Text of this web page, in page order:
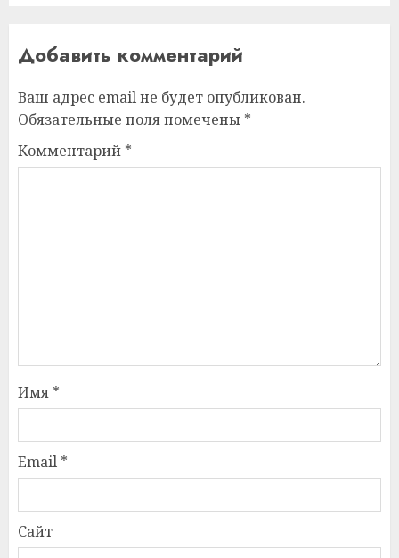
Добавить комментарий
Ваш адрес email не будет опубликован.
Обязательные поля помечены *
Комментарий *
Имя *
Email *
Сайт